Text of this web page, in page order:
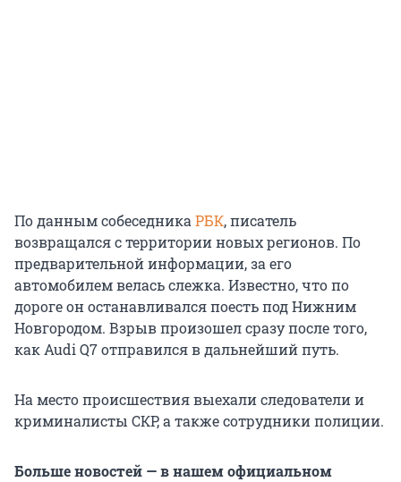
По данным собеседника РБК, писатель
возвращался с территории новых регионов. По
предварительной информации, за его
автомобилем велась слежка. Известно, что по
дороге он останавливался поесть под Нижним
Новгородом. Взрыв произошел сразу после того,
как Audi Q7 отправился в дальнейший путь.
На место происшествия выехали следователи и
криминалисты СКР, а также сотрудники полиции.
Больше новостей — в нашем официальном